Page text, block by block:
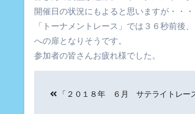
開催日の状況にもよると思いますが・・・
「トーナメントレース」では３６秒前後
への扉となりそうです。
参加者の皆さんお疲れ様でした。
「２０１８年 ６月 サテライトレース